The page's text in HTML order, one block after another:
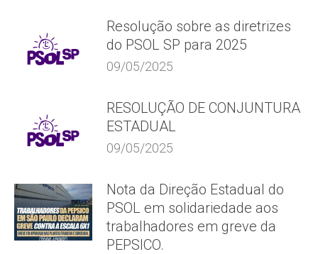
Resolução sobre as diretrizes
do PSOL SP para 2025
09/05/2025
RESOLUÇÃO DE CONJUNTURA
ESTADUAL
09/05/2025
Nota da Direção Estadual do
PSOL em solidariedade aos
trabalhadores em greve da
PEPSICO.